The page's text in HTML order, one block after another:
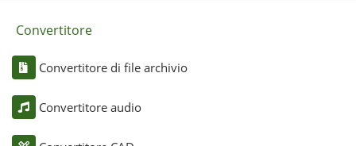
Convertitore
Convertitore di file archivio
Convertitore audio